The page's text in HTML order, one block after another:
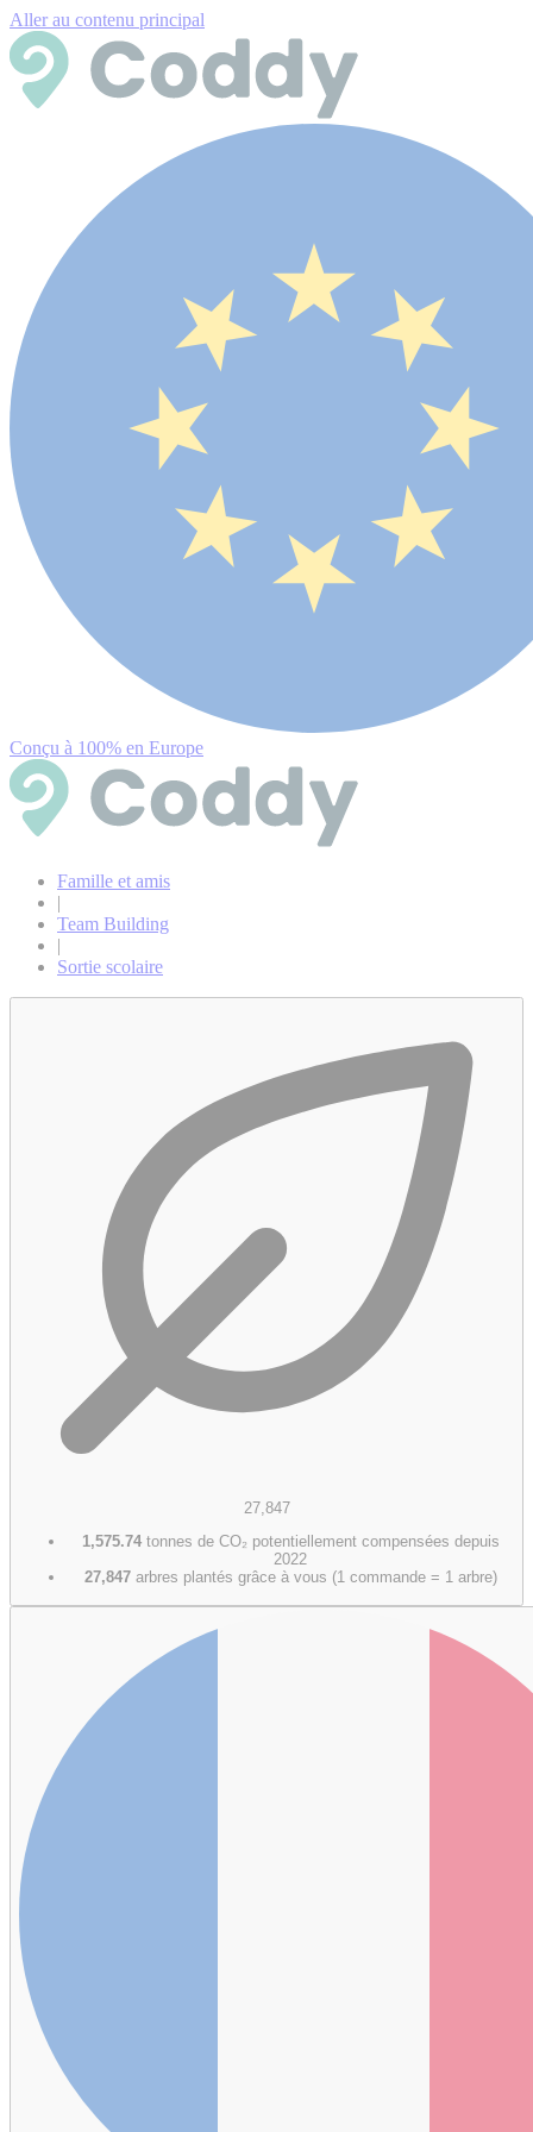
Aller au contenu principal
Conçu à 100% en Europe
Famille et amis
|
Team Building
|
Sortie scolaire
27,847
1,575.74tonnes de CO₂ potentiellement compensées depuis
2022
27,847 arbres plantés grâce à vous (1 commande = 1 arbre)